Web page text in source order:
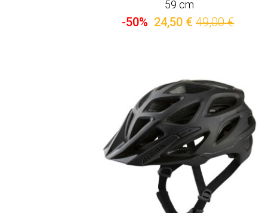
59 cm
-50% 24,50 € 49,00 €